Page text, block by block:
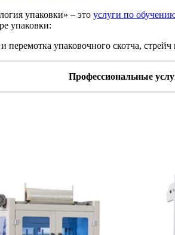
упаковки» – это услуги по
упаковки:
перемотка упаковочного скотча,
Профессиональные